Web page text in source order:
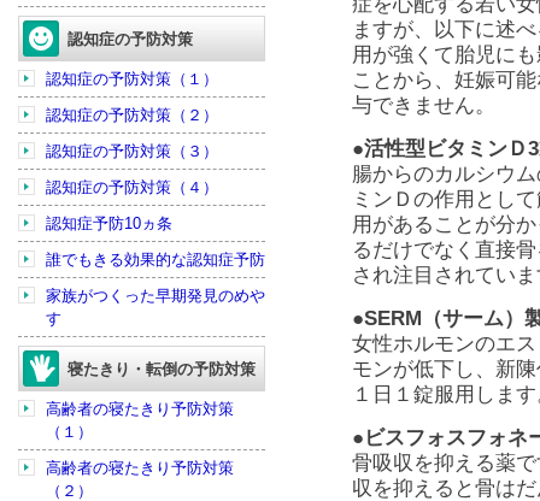
認知症の予防対策
認知症の予防対策（１）
認知症の予防対策（２）
認知症の予防対策（３）
認知症の予防対策（４）
認知症予防10ヵ条
誰でもきる効果的な認知症予防
家族がつくった早期発見のめや
す
寝たきり・転倒の予防対策
高齢者の寝たきり予防対策
（１）
高齢者の寝たきり予防対策
（２）
ますが、以下に述
用が強くて胎児に
ことから、妊娠可
与できません。
●活性型ビタミンＤ
腸からのカルシウ
ミンＤの作用とし
用があることが分
るだけでなく直接
され注目されてい
●SERM（サーム）
女性ホルモンのエ
モンが低下し、新
１日１錠服用しま
●ビスフォスフォネ
骨吸収を抑える薬
収を抑えると骨は